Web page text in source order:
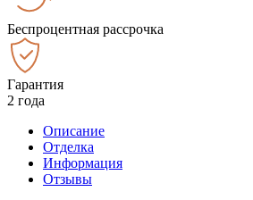
Беспроцентная рассрочка
Гарантия
2 года
Описание
Отделка
Информация
Отзывы